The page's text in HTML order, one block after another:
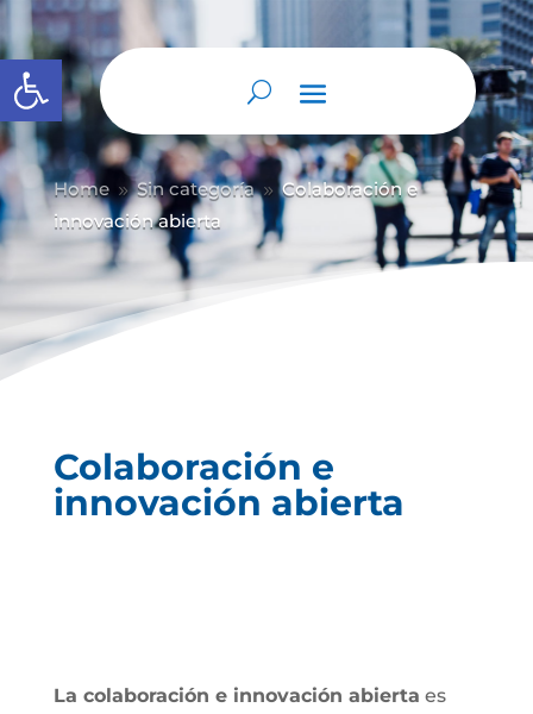
Abrir barra de herramientas
Home 9 Sin categoría 9 Colaboración e
innovación abierta
Colaboración e
innovación abierta
La colaboración e innovación abierta es